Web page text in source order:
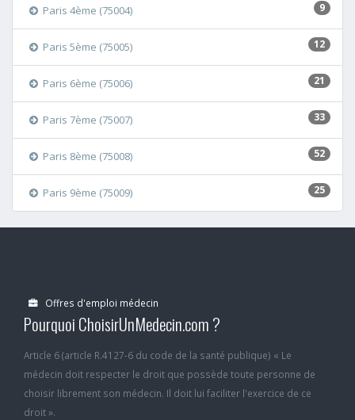
9
Paris 4ème (75004)
12
Paris 5ème (75005)
21
Paris 6ème (75006)
33
Paris 7ème (75007)
52
Paris 8ème (75008)
25
Paris 9ème (75009)
Offres d'emploi médecin
Pourquoi ChoisirUnMedecin.com ?
Article 6 (article R.4127-6 du code de la santé publique) « Le
médecin doit respecter le droit que possède toute personne de
choisir librement son médecin. Il doit lui faciliter l'exercice de ce
droit ».